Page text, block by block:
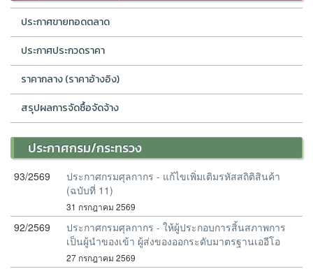
ประกาศขายทอดตลาด
ประกาศประกวดราคา
ราคากลาง (ราคาอ้างอิง)
สรุปผลการจัดซื้อจัดจ้าง
ประกาศกรม/กระทรวง
93/2569
ประกาศกรมศุลกากร - แก้ไขเพิ่มเติมรหัสสถิติสินค้า
(ฉบับที่ 11)
31 กรกฎาคม 2569
92/2569
ประกาศกรมศุลกากร - ให้ผู้ประกอบการสิ้นสภาพการ
เป็นผู้นำของเข้า ผู้ส่งของออกระดับมาตรฐานเออีโอ
27 กรกฎาคม 2569